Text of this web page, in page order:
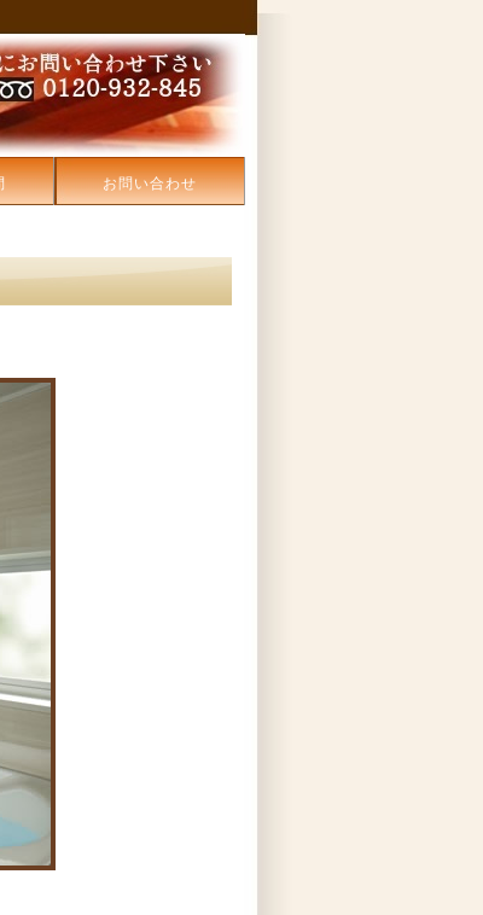
お問い合わせ